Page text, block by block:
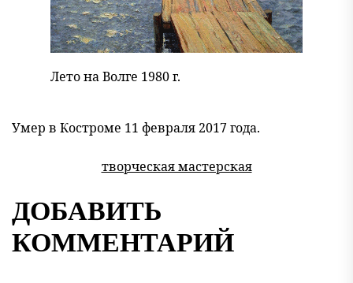
Лето на Волге 1980 г.
Умер в Костроме 11 февраля 2017 года.
творческая мастерская
ДОБАВИТЬ
КОММЕНТАРИЙ